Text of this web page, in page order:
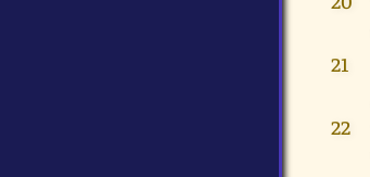
21
22